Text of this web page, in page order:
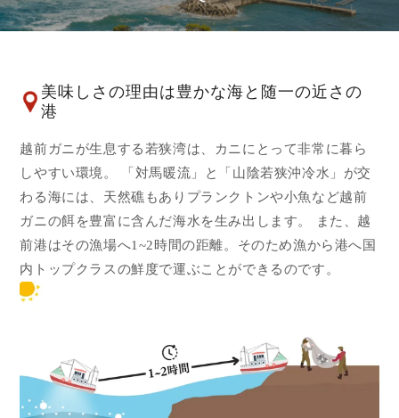
美味しさの理由は豊かな海と随一の近さの
港
越前ガニが生息する若狭湾は、カニにとって非常に暮ら
しやすい環境。 「対馬暖流」と「山陰若狭沖冷水」が交
わる海には、天然礁もありプランクトンや小魚など越前
ガニの餌を豊富に含んだ海水を生み出します。 また、越
前港はその漁場へ1~2時間の距離。そのため漁から港へ国
内トップクラスの鮮度で運ぶことができるのです。